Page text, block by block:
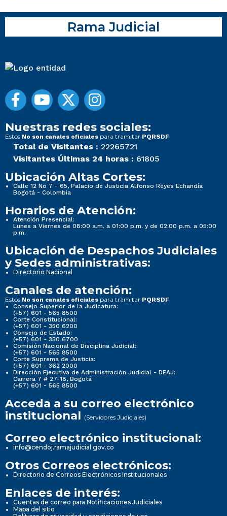
Rama Judicial
Nuestras redes sociales:
Estos No son canales oficiales para tramitar PQRSDF
Total de Visitantes : 22265721
Visitantes Últimas 24 horas : 61805
Ubicación Altas Cortes:
Calle 12 No 7 - 65, Palacio de Justicia Alfonso Reyes Echandía
Bogotá - Colombia
Horarios de Atención:
Atención Presencial:
Lunes a Viernes de 08:00 a.m. a 01:00 p.m. y de 02:00 p.m. a 05:00
p.m.
Ubicación de Despachos Judiciales
y Sedes administrativas:
Directorio Nacional
Canales de atención:
Estos No son canales oficiales para tramitar PQRSDF
Consejo Superior de la Judicatura:
(+57) 601 - 565 8500
Corte Constitucional:
(+57) 601 - 350 6200
Consejo de Estado:
(+57) 601 - 350 6700
Comisión Nacional de Disciplina Judicial:
(+57) 601 - 565 8500
Corte Suprema de Justicia:
(+57) 601 - 362 2000
Dirección Ejecutiva de Administración Judicial - DEAJ:
Carrera 7 # 27-18, Bogotá
(+57) 601 - 565 8500
Acceda a su correo electrónico
institucional (Servidores Judiciales)
Correo electrónico institucional:
info@cendoj.ramajudicial.gov.co
Otros Correos electrónicos:
Directorio de Correos Electrónicos Institucionales
Enlaces de interés:
Cuentas de correo para Notificaciones Judiciales
Mapa del sitio